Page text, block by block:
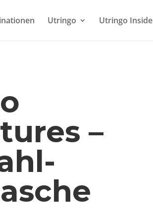
Utringo Utringo Inside
–